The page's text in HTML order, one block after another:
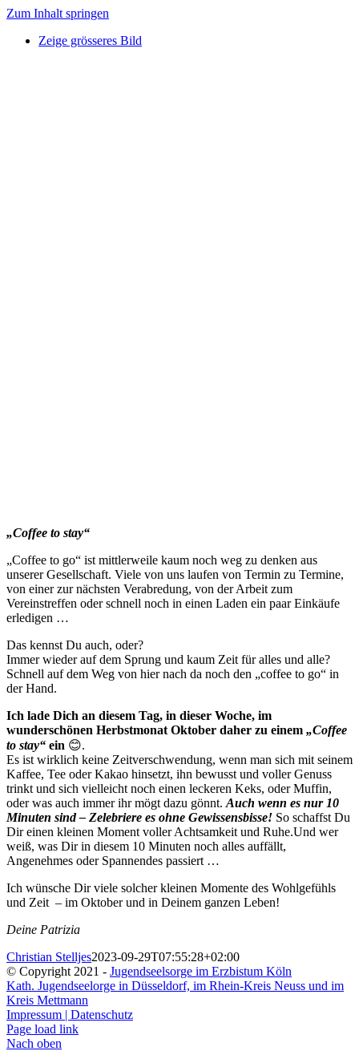
Zum Inhalt springen
Zeige grösseres Bild
„Coffee to stay“
„Coffee to go“ ist mittlerweile kaum noch weg zu denken aus
unserer Gesellschaft. Viele von uns laufen von Termin zu Termine,
von einer zur nächsten Verabredung, von der Arbeit zum
Vereinstreffen oder schnell noch in einen Laden ein paar Einkäufe
erledigen …
Das kennst Du auch, oder?
Immer wieder auf dem Sprung und kaum Zeit für alles und alle?
Schnell auf dem Weg von hier nach da noch den „coffee to go“ in
der Hand.
Ich lade Dich an diesem Tag, in dieser Woche, im
wunderschönen Herbstmonat Oktober daher zu einem „Coffee
to stay“ ein 😊.
Es ist wirklich keine Zeitverschwendung, wenn man sich mit seinem
Kaffee, Tee oder Kakao hinsetzt, ihn bewusst und voller Genuss
trinkt und sich vielleicht noch einen leckeren Keks, oder Muffin,
oder was auch immer ihr mögt dazu gönnt. Auch wenn es nur 10
Minuten sind – Zelebriere es ohne Gewissensbisse! So schaffst Du
Dir einen kleinen Moment voller Achtsamkeit und Ruhe.Und wer
weiß, was Dir in diesem 10 Minuten noch alles auffällt,
Angenehmes oder Spannendes passiert …
Ich wünsche Dir viele solcher kleinen Momente des Wohlgefühls
und Zeit – im Oktober und in Deinem ganzen Leben!
Deine Patrizia
Christian Stelljes2023-09-29T07:55:28+02:00
© Copyright 2021 - Jugendseelsorge im Erzbistum Köln
Kath. Jugendseelorge in Düsseldorf, im Rhein-Kreis Neuss und im
Kreis Mettmann
Impressum | Datenschutz
Page load link
Nach oben